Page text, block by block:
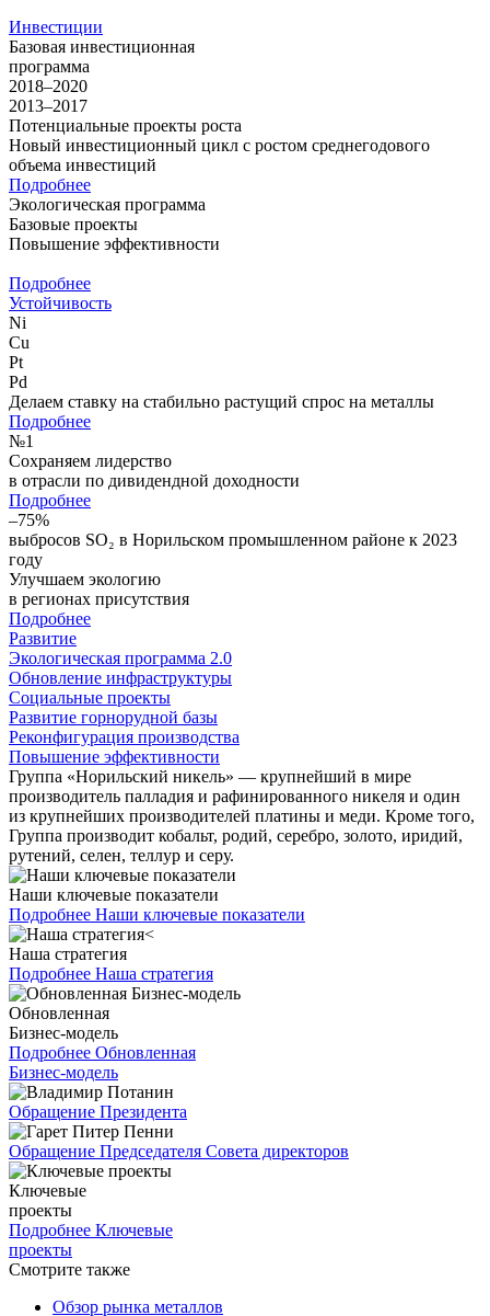
Инвестиции
Базовая инвестиционная
программа
2018–2020
2013–2017
Потенциальные проекты роста
Новый инвестиционный цикл с ростом среднегодового
объема инвестиций
Подробнее
Экологическая программа
Базовые проекты
Повышение эффективности
Подробнее
Устойчивость
Ni
Cu
Pt
Pd
Делаем ставку на стабильно растущий спрос на металлы
Подробнее
№1
Сохраняем лидерство
в отрасли по дивидендной доходности
Подробнее
–75%
выбросов SO₂ в Норильском промышленном районе к 2023
году
Улучшаем экологию
в регионах присутствия
Подробнее
Развитие
Экологическая программа 2.0
Обновление инфраструктуры
Социальные проекты
Развитие горнорудной базы
Реконфигурация производства
Повышение эффективности
Группа «Норильский никель» — крупнейший в мире
производитель палладия и рафинированного никеля и один
из крупнейших производителей платины и меди. Кроме того,
Группа производит кобальт, родий, серебро, золото, иридий,
рутений, селен, теллур и серу.
Наши ключевые показатели
Подробнее Наши ключевые показатели
Наша стратегия
Подробнее Наша стратегия
Обновленная
Бизнес-модель
Подробнее Обновленная
Бизнес-модель
Обращение Президента
Обращение Председателя Совета директоров
Ключевые
проекты
Подробнее Ключевые
проекты
Смотрите также
Обзор рынка металлов